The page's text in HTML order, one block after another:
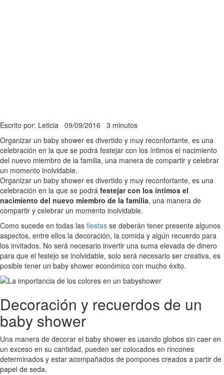
Escrito por: Leticia 09/09/2016 3 minutos
Organizar un baby shower es divertido y muy reconfortante, es una
celebración en la que se podrá festejar con los íntimos el nacimiento
del nuevo miembro de la familia, una manera de compartir y celebrar
un momento inolvidable.
Organizar un baby shower es divertido y muy reconfortante, es una
celebración en la que se podrá festejar con los íntimos el
nacimiento del nuevo miembro de la familia, una manera de
compartir y celebrar un momento inolvidable.
Como sucede en todas las fiestas se deberán tener presente algunos
aspectos, entre ellos la decoración, la comida y algún recuerdo para
los invitados. No será necesario invertir una suma elevada de dinero
para que el festejo se inolvidable, solo será necesario ser creativa, es
posible tener un baby shower económico con mucho éxito.
Decoración y recuerdos de un
baby shower
Una manera de decorar el baby shower es usando globos sin caer en
un exceso en su cantidad, pueden ser colocados en rincones
determinados y estar acompañados de pompones creados a partir de
papel de seda.